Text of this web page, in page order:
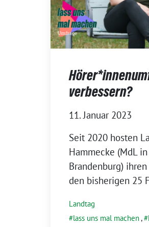
verbessern?
11. Januar 2023
Seit 2020 hosten
Hammecke (MdL
Brandenburg)
den bisherigen 25
Landtag
lass uns mal machen,